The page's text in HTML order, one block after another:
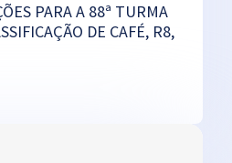
PARA A 88ª TURMA
DE CAFÉ, R8,